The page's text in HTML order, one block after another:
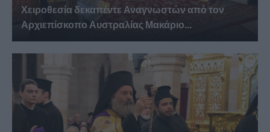
Χειροθεσία δεκαπέντε Αναγνωστών από τον
Αρχιεπίσκοπο Αυστραλίας Μακάριο...